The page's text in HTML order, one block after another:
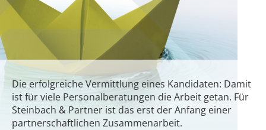
Die erfolgreiche Vermittlung eines Kandidaten: Damit
ist für viele Personalberatungen die Arbeit getan. Für
Steinbach & Partner ist das erst der Anfang einer
partnerschaftlichen Zusammenarbeit.